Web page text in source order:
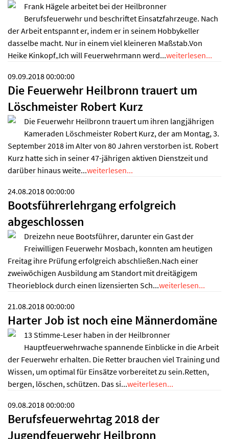
Frank Hägele arbeitet bei der Heilbronner
Berufsfeuerwehr und beschriftet Einsatzfahrzeuge. Nach
der Arbeit entspannt er, indem er in seinem Hobbykeller
dasselbe macht. Nur in einem viel kleineren Maßstab.Von
Heike Kinkopf„Ich will Feuerwehrmann werd...weiterlesen...
09.09.2018 00:00:00
Die Feuerwehr Heilbronn trauert um
Löschmeister Robert Kurz
Die Feuerwehr Heilbronn trauert um ihren langjährigen
Kameraden Löschmeister Robert Kurz, der am Montag, 3.
September 2018 im Alter von 80 Jahren verstorben ist. Robert
Kurz hatte sich in seiner 47-jährigen aktiven Dienstzeit und
darüber hinaus weite...weiterlesen...
24.08.2018 00:00:00
Bootsführerlehrgang erfolgreich
abgeschlossen
Dreizehn neue Bootsführer, darunter ein Gast der
Freiwilligen Feuerwehr Mosbach, konnten am heutigen
Freitag ihre Prüfung erfolgreich abschließen.Nach einer
zweiwöchigen Ausbildung am Standort mit dreitägigem
Theorieblock durch einen lizensierten Sch...weiterlesen...
21.08.2018 00:00:00
Harter Job ist noch eine Männerdomäne
13 Stimme-Leser haben in der Heilbronner
Hauptfeuerwehrwache spannende Einblicke in die Arbeit
der Feuerwehr erhalten. Die Retter brauchen viel Training und
Wissen, um optimal für Einsätze vorbereitet zu sein.Retten,
bergen, löschen, schützen. Das si...weiterlesen...
09.08.2018 00:00:00
Berufsfeuerwehrtag 2018 der
Jugendfeuerwehr Heilbronn